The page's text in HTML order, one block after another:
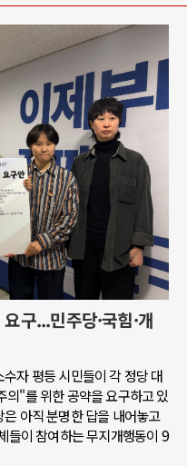
구...민주당·국힘·개
자 평등 시민들이 각 정당 대
"를 위한 공약을 요구하고 있
아직 분명한 답을 내어놓고
들이 참여하는 무지개행동이 9